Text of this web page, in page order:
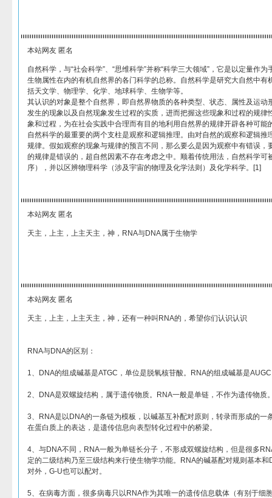
本站网友 匿名
自然科学，与“社会科学”、“思维科学”并称“科学三大领域”，它是以定量作
生物属性在内的有机自然界的各门科学的总称。自然科学是研究大自然中有
括天文学、物理学、化学、地球科学、生物学等。
其认识的对象是整个自然界，即自然界物质的各种类型、状态、属性及运动
发生的现象以及自然现象发生过程的实质，进而把握这些现象和过程的规律
象和过程，为在社会实践中合理而有目的地利用自然界的规律开辟各种可能
自然科学的最重要的两个支柱是观察和逻辑推理。由对自然的观察和逻辑推
规律。假如观察的现象与规律的预言不同，那么要么是因为观察中有错误，
的规律是错误的，超自然因素不存在考虑之中。顺着传统用法，自然科学可
序），并以区辨物理科学（涉及宇宙的物理及化学法则）及化学科学。[1]
本站网友 匿名
天主，上主，上主天主，神，RNA与DNA属于生物学
本站网友 匿名
天主，上主，上主天主，神，还有一种叫RNA的，希望你们认识认识
RNA与DNA的区别：
1、DNA的组成碱基是ATGC，单位是脱氧核苷酸。RNA的组成碱基是
2、DNA是双螺旋结构，属于遗传物质。RNA一般是单链，不作为遗传物质
3、RNA是以DNA的一条链为模板，以碱基互补配对原则，转录而形成的一
在蛋白质上的表达，是遗传信息向表型转化过程中的桥梁。
4、与DNA不同，RNA一般为单链长分子，不形成双螺旋结构，但是很多
定的二级结构乃至三级结构来行使生物学功能。RNA的碱基配对规则基本
对外，G-U也可以配对。
5、在病毒方面，很多病毒只以RNA作为其唯一的遗传信息载体（有别于细